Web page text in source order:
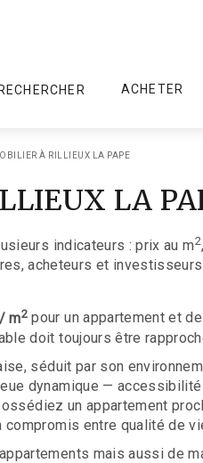
RECHERCHER ACHETER
À RILLIEUX LA PAPE
LA
indicateurs : prix au m2
acheteurs et
m2 pour un appartement et de
doit toujours être
séduit par son
dynamique —
un appartement
entre qualité de
mais aussi